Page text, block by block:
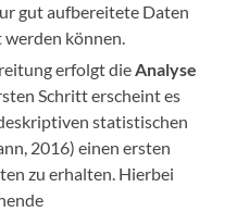
gut aufbereitete Daten
werden können.
erfolgt dieAnalyse
Schritt erscheint es
statistischen
2016) einen ersten
zu erhalten. Hierbei